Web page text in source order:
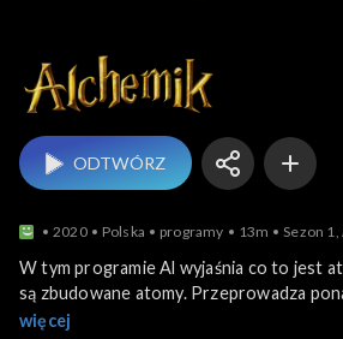
ODTWÓRZ
2020 Polska programy 13m Sezon
W tym programie Al wyjaśnia co to jest
są zbudowane atomy. Przeprowadza
wykorzystaniem nitrocelulozy.
więcej